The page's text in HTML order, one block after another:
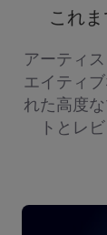
これ
アーティ
エイティ
れた高度
トとレ